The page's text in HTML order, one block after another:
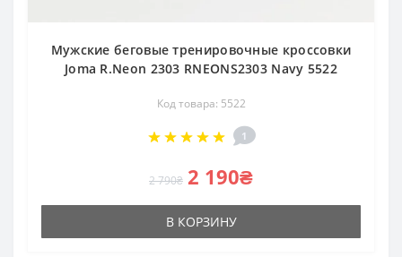
Мужские беговые тренировочные кроссовки
Joma R.Neon 2303 RNEONS2303 Navy 5522
Код товара: 5522
1
2 790₴ 2 190₴
В КОРЗИНУ